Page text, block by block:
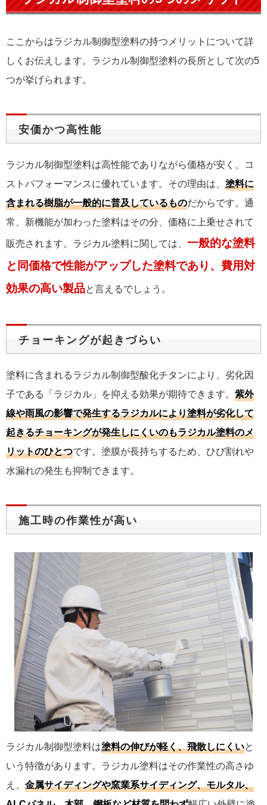
ここからはラジカル制御型塗料の持つメリットについて詳
しくお伝えします。ラジカル制御型塗料の長所として次の5
つが挙げられます。
安価かつ高性能
ラジカル制御型塗料は高性能でありながら価格が安く、コ
ストパフォーマンスに優れています。その理由は、 塗料に
含まれる樹脂が一般的に普及しているものだからです。通
常、新機能が加わった塗料はその分、価格に上乗せされて
販売されます。ラジカル塗料に関しては、 一般的な塗料
と同価格で性能がアップした塗料であり、費用対
効果の高い製品と言えるでしょう。
チョーキングが起きづらい
塗料に含まれるラジカル制御型酸化チタンにより、劣化因
子である「ラジカル」を抑える効果が期待できます。 紫外
線や雨風の影響で発生するラジカルにより塗料が劣化して
起きるチョーキングが発生しにくいのもラジカル塗料のメ
リットのひとつです。塗膜が長持ちするため、ひび割れや
水漏れの発生も抑制できます。
施工時の作業性が高い
ラジカル制御型塗料は塗料の伸びが軽く、飛散しにくいと
いう特徴があります。ラジカル塗料はその作業性の高さゆ
え、 金属サイディングや窯業系サイディング、モルタル、